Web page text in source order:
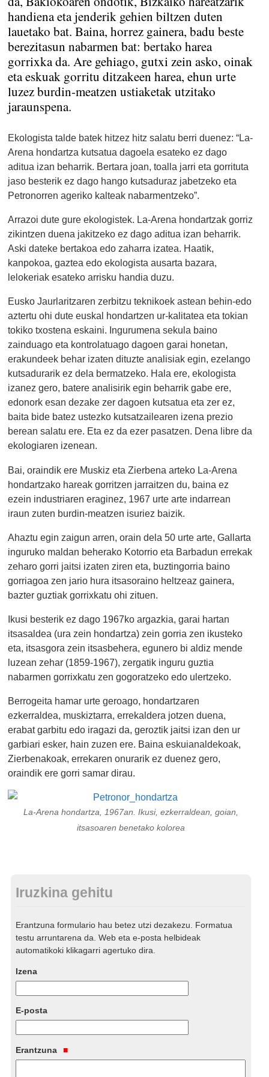
handiena eta jenderik gehien biltzen duten
lauetako bat. Baina, horrez gainera, badu beste
berezitasun nabarmen bat: bertako harea
gorrixka da. Are gehiago, gutxi zein asko, oinak
eta eskuak gorritu ditzakeen harea, ehun urte
luzez burdin-meatzen ustiaketak utzitako
jaraunspena.
Ekologista talde batek hitzez hitz salatu berri duenez: “La-
Arena hondartza kutsatua dagoela esateko ez dago
aditua izan beharrik. Bertara joan, toalla jarri eta gorrituta
jaso besterik ez dago hango kutsaduraz jabetzeko eta
Petronorren ageriko kalteak nabarmentzeko”.
Arrazoi dute gure ekologistek. La-Arena hondartzak gorriz
zikintzen duena jakitzeko ez dago aditua izan beharrik.
Aski dateke bertakoa edo zaharra izatea. Haatik,
kanpokoa, gaztea edo ekologista ausarta bazara,
lelokeriak esateko arrisku handia duzu.
Eusko Jaurlaritzaren zerbitzu teknikoek astean behin-edo
aztertu ohi dute euskal hondartzen ur-kalitatea eta tokian
tokiko txostena eskaini. Ingurumena sekula baino
zainduago eta kontrolatuago dagoen garai honetan,
erakundeek behar izaten dituzte analisiak egin, ezelango
kutsadurarik ez dela bermatzeko. Hala ere, ekologista
izanez gero, batere analisirik egin beharrik gabe ere,
edonork esan dezake zer dagoen kutsatua eta zer ez,
baita bide batez ustezko kutsatzailearen izena prezio
berean salatu ere. Eta ez da ezer pasatzen. Dena libre da
ekologiaren izenean.
Bai, oraindik ere Muskiz eta Zierbena arteko La-Arena
hondartzako hareak gorritzen jarraitzen du, baina ez
ezein industriaren eraginez, 1967 urte arte indarrean
iraun zuten burdin-meatzen isuriez baizik.
Ahaztu egin zaigun arren, orain dela 50 urte arte, Gallarta
inguruko maldan beherako Kotorrio eta Barbadun errekak
zeharo gorri jaitsi izaten ziren eta, buztingorria baino
gorriagoa zen jario hura itsasoraino heltzeaz gainera,
bazter guztiak gorrixkatu ohi zituen.
Ikusi besterik ez dago 1967ko argazkia, garai hartan
itsasaldea (ura zein hondartza) zein gorria zen ikusteko
eta, itsasgora zein itsasbehera, egunero bi aldiz mende
luzean zehar (1859-1967), zergatik inguru guztia
nabarmen gorrixkatu zen gogoratzeko edo ulertzeko.
Berrogeita hamar urte geroago, hondartzaren
ezkerraldea, muskiztarra, errekaldera jotzen duena,
erabat garbitu edo iragazi da, geroztik jaitsi izan den ur
garbiari esker, hain zuzen ere. Baina eskuianaldekoak,
Zierbenakoak, errekaren onurarik ez duenez gero,
oraindik ere gorri samar dirau.
La-Arena hondartza, 1967an. Ikusi, ezkerraldean, goian,
itsasoaren benetako kolorea
Iruzkina gehitu
Erantzuna formulario hau betez utzi dezakezu. Formatua
testu arruntarena da. Web eta e-posta helbideak
automatikoki klikagarri agertuko dira.
Izena
E-posta
Erantzuna